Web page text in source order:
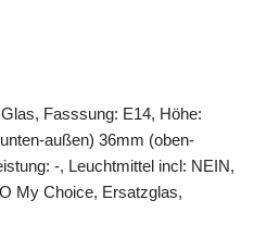
Fasssung: E14, Höhe:
außen) 36mm (oben-
-, Leuchtmittel incl: NEIN,
My Choice, Ersatzglas,